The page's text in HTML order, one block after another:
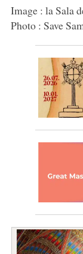
Image : la Sala
Photo : Save